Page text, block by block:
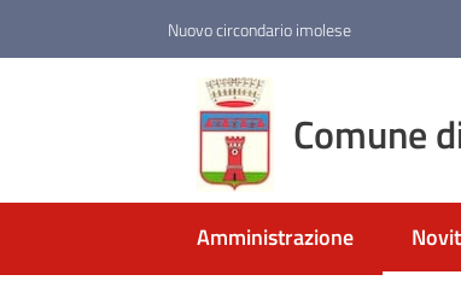
Nuovo circondario imolese
Comune
Amministrazione